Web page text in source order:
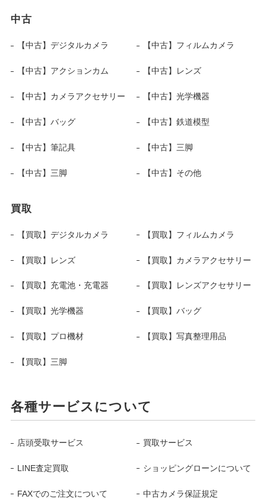
中古
【中古】デジタルカメラ 【中古】フィルムカメラ
【中古】アクションカム 【中古】レンズ
【中古】カメラアクセサリー 【中古】光学機器
【中古】バッグ 【中古】鉄道模型
【中古】筆記具 【中古】三脚
【中古】三脚 【中古】その他
買取
【買取】デジタルカメラ 【買取】フィルムカメラ
【買取】レンズ 【買取】カメラアクセサリー
【買取】充電池・充電器 【買取】レンズアクセサリー
【買取】光学機器 【買取】バッグ
【買取】プロ機材 【買取】写真整理用品
【買取】三脚
各種サービスについて
店頭受取サービス 買取サービス
LINE査定買取 ショッピングローンについて
FAXでのご注文について 中古カメラ保証規定